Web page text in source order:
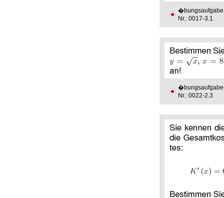
�bungsaufgabe
Nr.: 0017-3.1
�bungsaufgabe
Nr.: 0022-2.3